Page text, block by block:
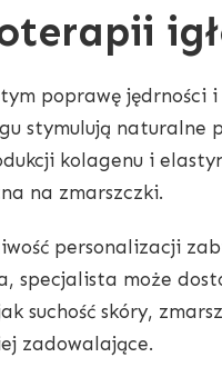
poprawę jędrności
stymulują naturalne
kolagenu i
na zmarszczki.
personalizacji
może
suchość skóry,
zadowalające.